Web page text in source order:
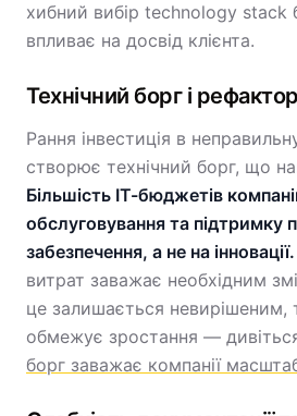
хибний вибір technology stack
впливає на досвід клієнта.
Технічний борг і
Рання інвестиція в
створює технічний борг, що
Більшість ІТ-бюджетів
обслуговування та підтримку
забезпечення, а не на інновації.
витрат заважає необхідним
це залишається невирішеним,
обмежує зростання —
борг заважає компанії